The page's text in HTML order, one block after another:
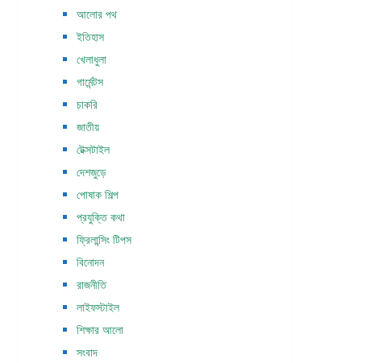
আলোর পথ
ইতিহাস
খেলাধুলা
গার্মেন্টস
চাকরি
জাতীয়
টেক্সটাইল
দেশজুড়ে
পোষাক শিল্প
প্রযুক্তি কথা
ফ্রিলান্সিং টিপস
বিনোদন
রাজনীতি
লাইফস্টাইল
শিক্ষার আলো
সংবাদ